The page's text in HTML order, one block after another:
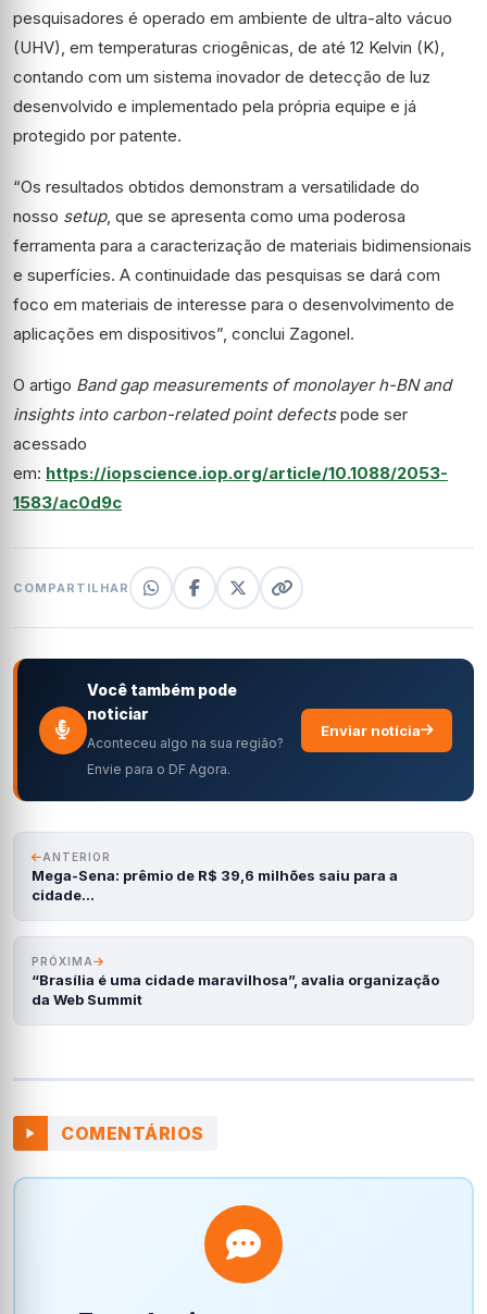
pesquisadores é operado em ambiente de ultra-alto vácuo
(UHV), em temperaturas criogênicas, de até 12 Kelvin (K),
contando com um sistema inovador de detecção de luz
desenvolvido e implementado pela própria equipe e já
protegido por patente.
“Os resultados obtidos demonstram a versatilidade do
nosso setup, que se apresenta como uma poderosa
ferramenta para a caracterização de materiais bidimensionais
e superfícies. A continuidade das pesquisas se dará com
foco em materiais de interesse para o desenvolvimento de
aplicações em dispositivos”, conclui Zagonel.
O artigo Band gap measurements of monolayer h-BN and
insights into carbon-related point defectspode ser
acessado
em: https://iopscience.iop.org/article/10.1088/2053-
1583/ac0d9c
COMPARTILHAR
Você também pode
noticiar
Aconteceu algo na sua região?
Envie para o DF Agora.
Enviar notícia
ANTERIOR
Mega-Sena: prêmio de R$ 39,6 milhões saiu para a
cidade…
PRÓXIMA
“Brasília é uma cidade maravilhosa”, avalia organização
da Web Summit
COMENTÁRIOS